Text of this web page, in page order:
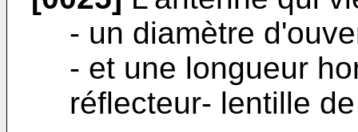
- un diamètre
- et une longueur
réflecteur- lentille